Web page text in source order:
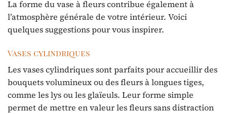
La forme du vase à fleurs contribue également à
l’atmosphère générale de votre intérieur. Voici
quelques suggestions pour vous inspirer.
Vases cylindriques
Les vases cylindriques sont parfaits pour accueillir des
bouquets volumineux ou des fleurs à longues tiges,
comme les lys ou les glaïeuls. Leur forme simple
permet de mettre en valeur les fleurs sans distraction